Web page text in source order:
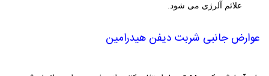
علائم آلرژی می شود.
عوارض جانبی شربت دیفن هیدرامین